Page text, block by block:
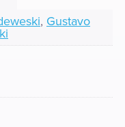
, Gustavo